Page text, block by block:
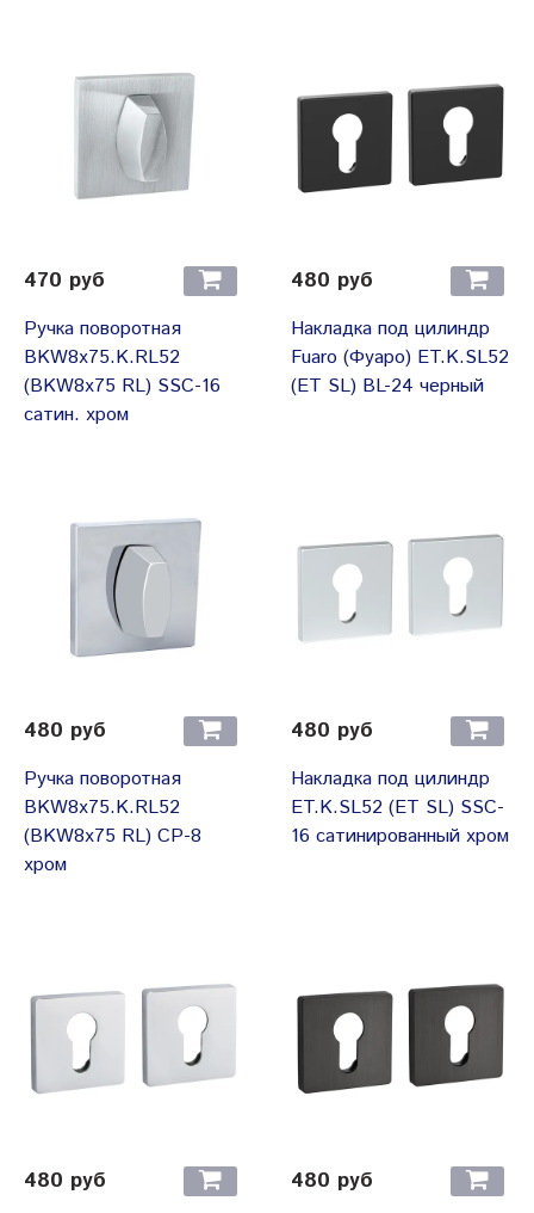
470 руб
Ручка поворотная
BKW8x75.K.RL52
(BKW8x75 RL) SSC-16
сатин. хром
480 руб
Накладка под цилиндр
Fuaro (Фуаро) ET.K.SL52
(ET SL) BL-24 черный
480 руб
Ручка поворотная
BKW8x75.K.RL52
(BKW8x75 RL) CP-8
хром
480 руб
Накладка под цилиндр
ET.K.SL52 (ET SL) SSC-
16 сатинированный хром
480 руб 480 руб